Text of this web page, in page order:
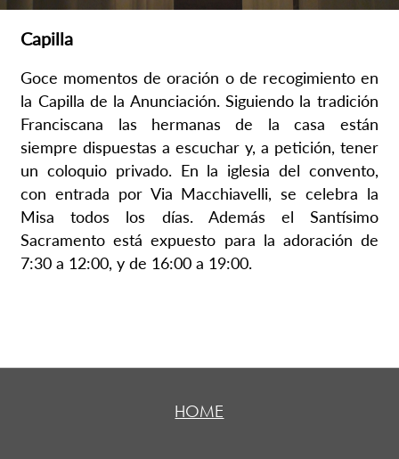
Capilla
Goce momentos de oración o de recogimiento en
la Capilla de la Anunciación. Siguiendo la tradición
Franciscana las hermanas de la casa están
siempre dispuestas a escuchar y, a petición, tener
un coloquio privado. En la iglesia del convento,
con entrada por Via Macchiavelli, se celebra la
Misa todos los días. Además el Santísimo
Sacramento está expuesto para la adoración de
7:30 a 12:00, y de 16:00 a 19:00.
HOME